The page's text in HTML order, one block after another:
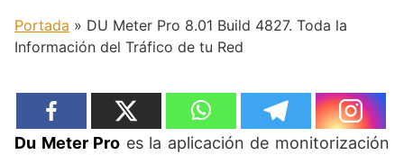
Portada » DU Meter Pro 8.01 Build 4827. Toda la
Información del Tráfico de tu Red
Du Meter Pro es la aplicación de monitorización